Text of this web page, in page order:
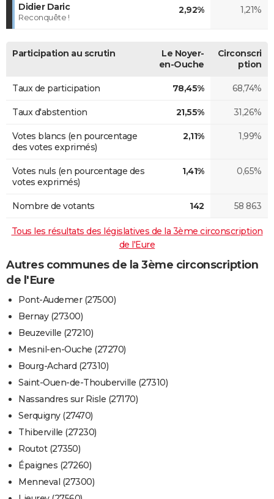
Didier Daric
Reconquête !
2,92% 1,21%
Participation au scrutin
Le Noyer-
en-Ouche
Circonscri
ption
Taux de participation 78,45% 68,74%
Taux d'abstention 21,55% 31,26%
Votes blancs (en pourcentage
des votes exprimés)
2,11% 1,99%
Votes nuls (en pourcentage des
votes exprimés)
1,41% 0,65%
Nombre de votants 142 58 863
Tous les résultats des législatives de la 3ème circonscription
de l'Eure
Autres communes de la 3ème circonscription
de l'Eure
Pont-Audemer (27500)
Bernay (27300)
Beuzeville (27210)
Mesnil-en-Ouche (27270)
Bourg-Achard (27310)
Saint-Ouen-de-Thouberville (27310)
Nassandres sur Risle (27170)
Serquigny (27470)
Thiberville (27230)
Routot (27350)
Épaignes (27260)
Menneval (27300)